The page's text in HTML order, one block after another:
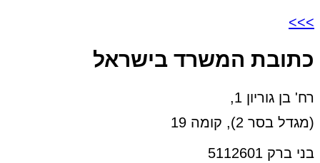
>>>
כתובת המשרד בישראל
רח' בן גוריון 1,
(מגדל בסר 2), קומה 19
בני ברק 5112601